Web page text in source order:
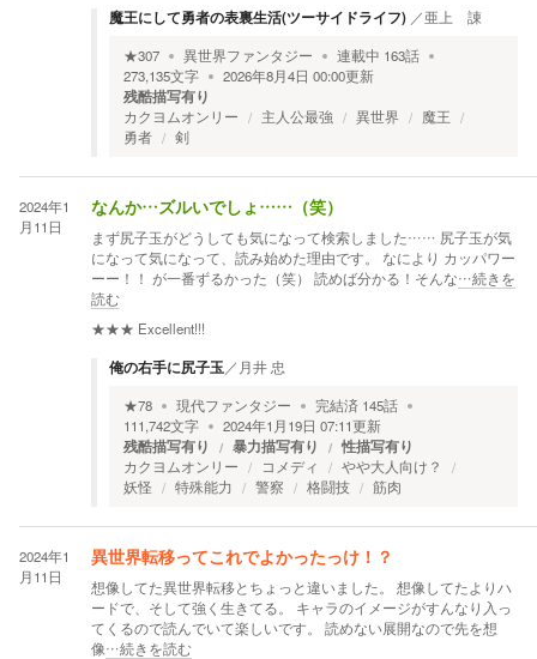
魔王にして勇者の表裏生活(ツーサイドライフ) ／亜上 諌
★307 異世界ファンタジー 連載中 163話
273,135文字 2026年8月4日 00:00更新
残酷描写有り
カクヨムオンリー 主人公最強 異世界
魔王
勇者
剣
2024年1
月11日
なんか…ズルいでしょ……（笑）
まず尻子玉がどうしても気になって検索しました…… 尻子玉が気
になって気になって、読み始めた理由です。 なにより カッパワー
ーー！！ が一番ずるかった（笑） 読めば分かる！そんな…続きを
読む
★★★ Excellent!!!
俺の右手に尻子玉／ 月井 忠
★78 現代ファンタジー 完結済 145話
111,742文字 2024年1月19日 07:11更新
残酷描写有り 暴力描写有り 性描写有り
カクヨムオンリー コメディ
やや大人向け？
妖怪
特殊能力 警察 格闘技 筋肉
2024年1
月11日
異世界転移ってこれでよかったっけ！？
想像してた異世界転移とちょっと違いました。 想像してたよりハ
ードで、そして強く生きてる。 キャラのイメージがすんなり入っ
てくるので読んでいて楽しいです。 読めない展開なので先を想
像…続きを読む